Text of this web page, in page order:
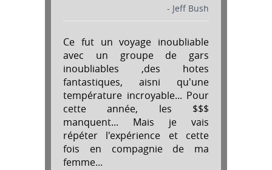
- Jeff Bush
Ce fut un voyage inoubliable
avec un groupe de gars
inoubliables ,des hotes
fantastiques, aisni qu'une
température incroyable... Pour
cette année, les $$$
manquent... Mais je vais
répéter l'expérience et cette
fois en compagnie de ma
femme...